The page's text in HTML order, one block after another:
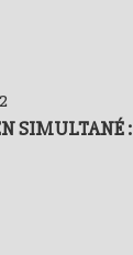
2
SIMULTANÉ :